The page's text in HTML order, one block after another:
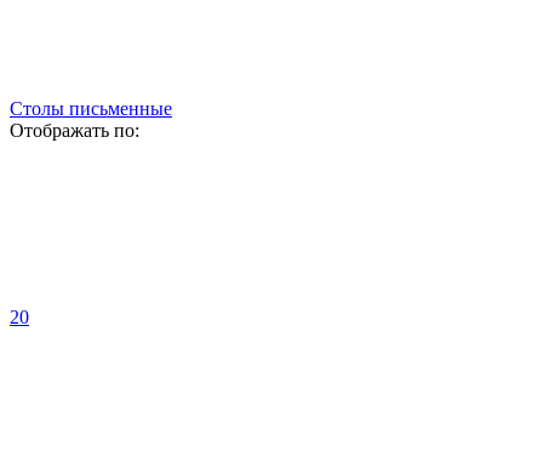
Столы письменные
Отображать по:
20